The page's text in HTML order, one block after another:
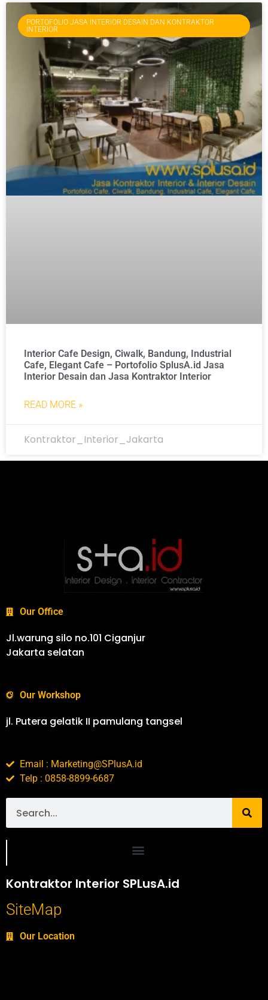
PORTOFOLIO JASA INTERIOR DESAIN DAN KONTRAKTOR
INTERIOR
Interior Cafe Design, Ciwalk, Bandung, Industrial
Cafe, Elegant Cafe – Portofolio SplusA.id Jasa
Interior Desain dan Jasa Kontraktor Interior
READ MORE »
Kontraktor_Interior_Jakarta
Our Office
Jl.warung silo no.101 Ciganjur
Jakarta selatan
Our Workshop
jl. Putera gelatik II pamulang tangsel
Email : Marketing@SPlusA.id
Telp : 0858-8899-6687
Kontraktor Interior SPLusA.id
SiteMap
Our Location